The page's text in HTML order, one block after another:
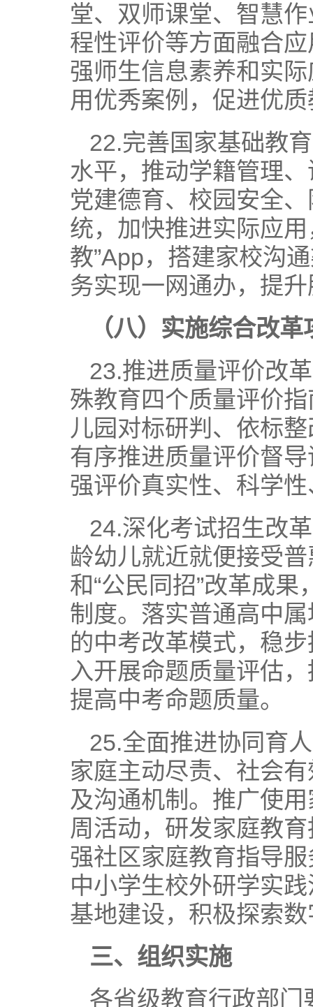
堂、双师课堂、智慧
程性评价等方面融合
强师生信息素养和实
用优秀案例，促进优
22.完善国家基础教
水平，推动学籍管理
党建德育、校园安全
统，加快推进实际应
教”App，搭建家校沟
务实现一网通办，提
（八）实施综合改
23.推进质量评价改
殊教育四个质量评价
儿园对标研判、依标
有序推进质量评价督
强评价真实性、科学
24.深化考试招生改
龄幼儿就近就便接受
和“公民同招”改革成
制度。落实普通高中属
的中考改革模式，稳
入开展命题质量评估
提高中考命题质量。
25.全面推进协同育
家庭主动尽责、社会
及沟通机制。推广使
周活动，研发家庭教
强社区家庭教育指导
中小学生校外研学实
基地建设，积极探索
三、组织实施
各省级教育行政部